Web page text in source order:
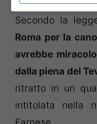
Secondo la
Roma per la
avrebbe
dalla piena del
ritratto in un
intitolata nella